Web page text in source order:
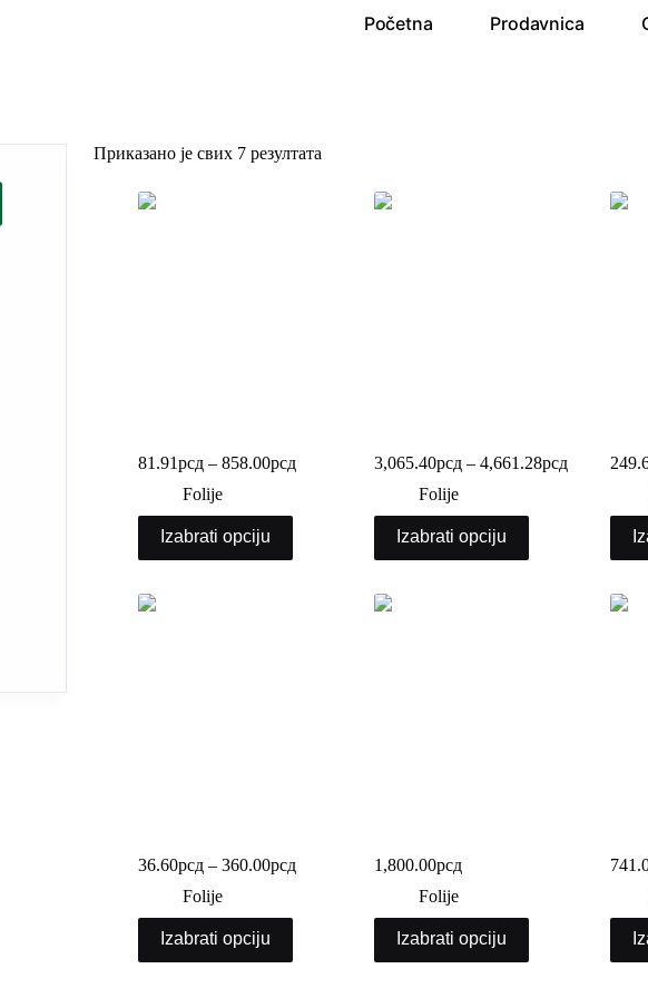
Početna Prodavnica
Приказано је свих 7 резултата
81.91рсд – 858.00рсд
Folije
Izabrati opciju
3,065.40рсд – 4,661.28рсд
Folije
Izabrati opciju
36.60рсд – 360.00рсд
Folije
Izabrati opciju
1,800.00рсд
Folije
Izabrati opciju